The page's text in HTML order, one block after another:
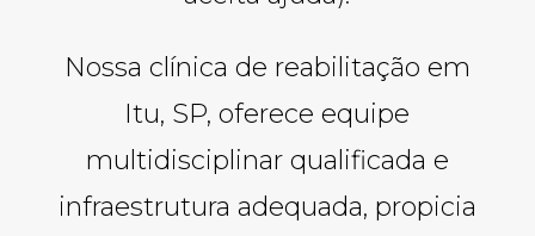
Nossa clínica de reabilitação em
Itu, SP, oferece equipe
multidisciplinar qualificada e
infraestrutura adequada, propicia